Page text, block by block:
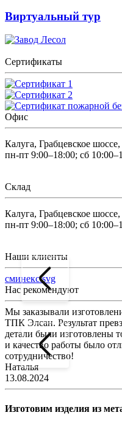
Виртуальный тур
Сертификаты
Офис
Калуга, Грабцевское шоссе,
пн-пт 9:00–18:00; сб
Склад
Калуга, Грабцевское шоссе,
пн-пт 9:00–18:00; сб
Наши клиенты
сминекс.svg
Нас рекомендуют
Мы заказывали
ТПК Элсан. Результат
детали были изготовлены
и качество работы было
сотрудничество!
Наталья
13.08.2024
Изготовим изделия из